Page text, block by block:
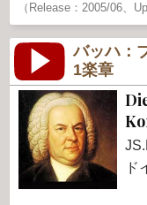
（Release：2005/06、
バッハ：
1楽章
ド